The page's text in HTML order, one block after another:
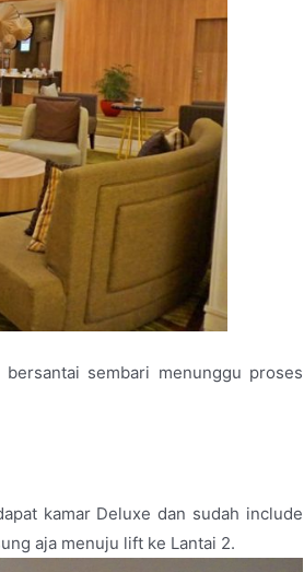
sembari menunggu proses
kamar Deluxe dan sudah include
aja menuju lift ke Lantai 2.